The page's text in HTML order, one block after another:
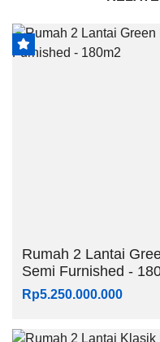
Rumah 2 Lantai
Semi Furnished -
Rp5.250.000.000